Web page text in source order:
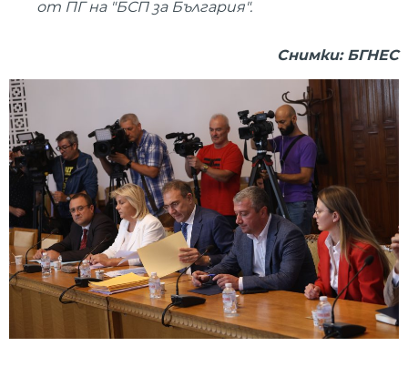
от ПГ на "БСП за България".
Снимки: БГНЕС